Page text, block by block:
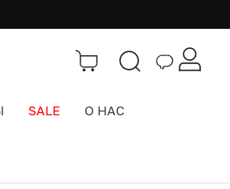
SALE О НАС